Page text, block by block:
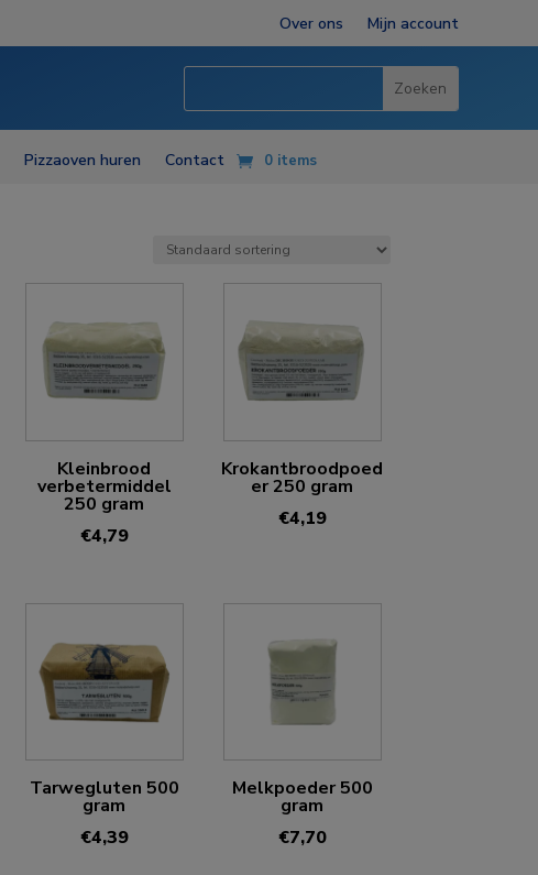
Over ons Mijn account
Pizzaoven huren Contact 0 items
Kleinbrood
verbetermiddel
250 gram
€4,79
Krokantbroodpoed
er 250 gram
€4,19
Tarwegluten 500
gram
€4,39
Melkpoeder 500
gram
€7,70